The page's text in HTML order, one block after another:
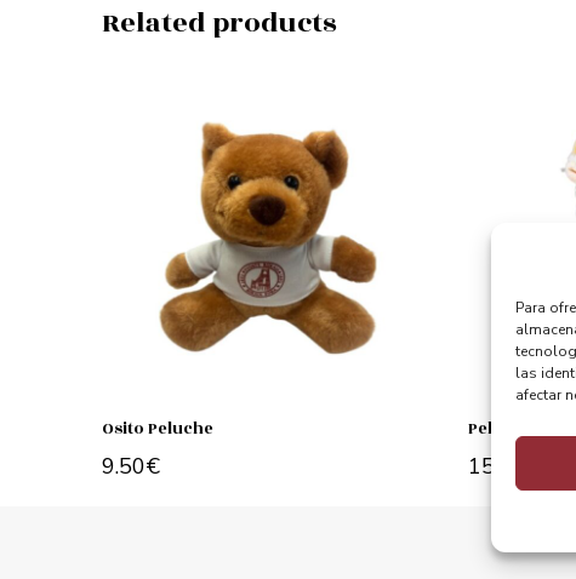
Para
las
afectar
Related products
Osito Peluche
9.50€
Peluche
15.00